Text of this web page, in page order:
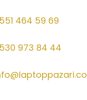
464 59 69
973 84 44